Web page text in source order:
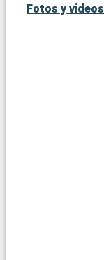
Fotos y videos